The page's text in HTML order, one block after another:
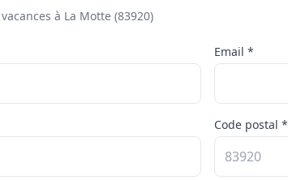
à La Motte (83920)
Email *
Code postal *